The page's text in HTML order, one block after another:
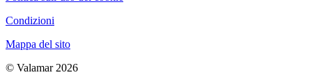
Condizioni
Mappa del sito
© Valamar 2026